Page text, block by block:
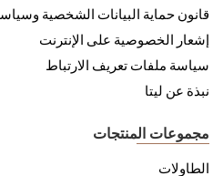
قانون حماية البيانات الشخصية
إشعار الخصوصية على الإنترنت
سياسة ملفات تعريف الارتباط
نبذة عن ليتا
مجموعات المنتجات
الطاولات